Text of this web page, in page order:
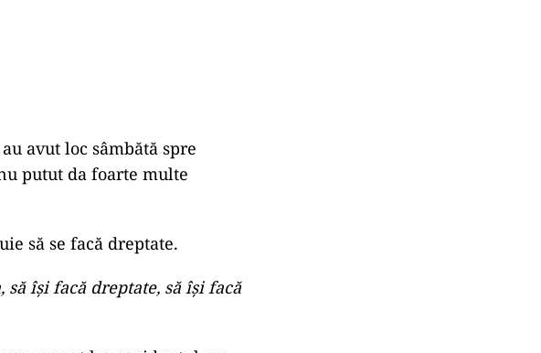
avut loc sâmbătă spre
putut da foarte multe
să se facă dreptate.
își facă dreptate, să își facă